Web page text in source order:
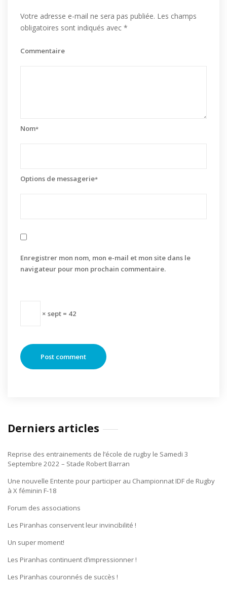
Votre adresse e-mail ne sera pas publiée. Les champs
obligatoires sont indiqués avec *
Commentaire
Nom*
Options de messagerie*
Enregistrer mon nom, mon e-mail et mon site dans le
navigateur pour mon prochain commentaire.
× sept = 42
Derniers articles
Reprise des entrainements de l’école de rugby le Samedi 3
Septembre 2022 – Stade Robert Barran
Une nouvelle Entente pour participer au Championnat IDF de Rugby
à X féminin F-18
Forum des associations
Les Piranhas conservent leur invincibilité !
Un super moment!
Les Piranhas continuent d’impressionner !
Les Piranhas couronnés de succès !